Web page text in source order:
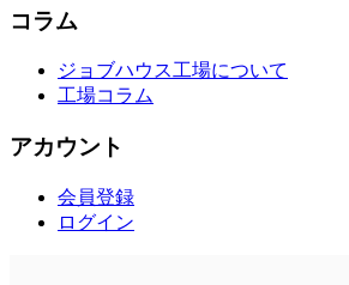
コラム
ジョブハウス工場について
工場コラム
アカウント
会員登録
ログイン